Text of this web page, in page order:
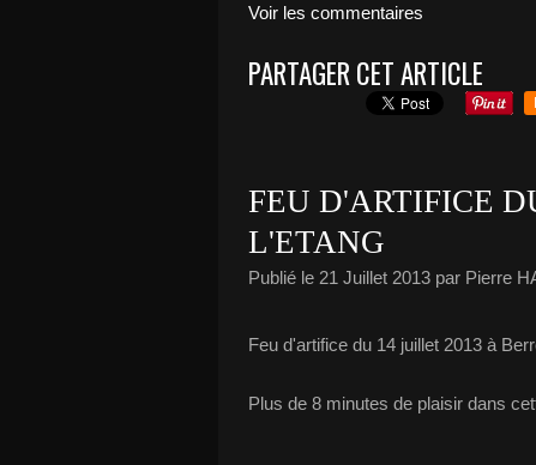
Voir les commentaires
PARTAGER CET ARTICLE
FEU D'ARTIFICE
L'ETANG
Publié le 21 Juillet 2013 par Pierre
Feu d'artifice du 14 juillet 2013 à
Plus de 8 minutes de plaisir dans